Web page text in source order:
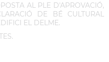
AL PLE D'APROVACIÓ,
DE BÉ CULTURAL
EL DELME.